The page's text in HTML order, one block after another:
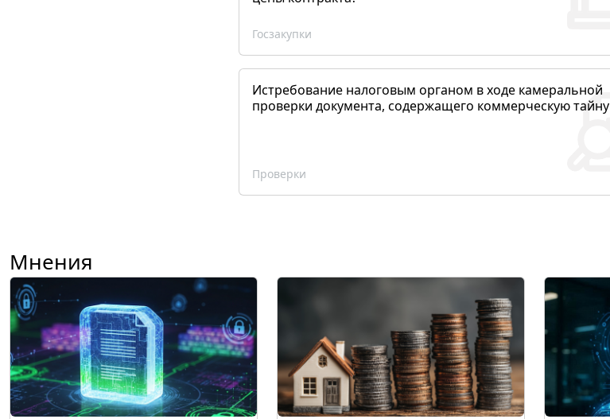
Госзакупки
Истребование налоговым органом в ходе камеральной
проверки документа, содержащего коммерческую тайну
Проверки
Мнения